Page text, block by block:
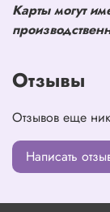
Карты могут
Отзывы
Отзывов еще
Написать